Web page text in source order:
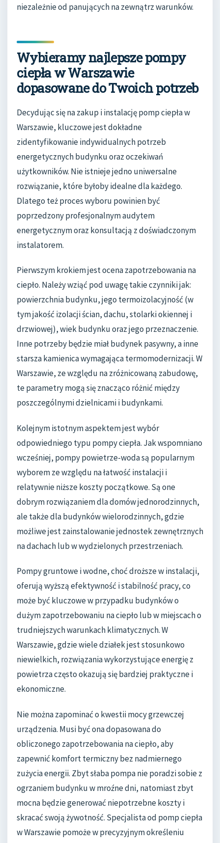
niezależnie od panujących na zewnątrz warunków.
Wybieramy najlepsze pompy
ciepła w Warszawie
dopasowane do Twoich potrzeb
Decydując się na zakup i instalację pomp ciepła w
Warszawie, kluczowe jest dokładne
zidentyfikowanie indywidualnych potrzeb
energetycznych budynku oraz oczekiwań
użytkowników. Nie istnieje jedno uniwersalne
rozwiązanie, które byłoby idealne dla każdego.
Dlatego też proces wyboru powinien być
poprzedzony profesjonalnym audytem
energetycznym oraz konsultacją z doświadczonym
instalatorem.
Pierwszym krokiem jest ocena zapotrzebowania na
ciepło. Należy wziąć pod uwagę takie czynniki jak:
powierzchnia budynku, jego termoizolacyjność (w
tym jakość izolacji ścian, dachu, stolarki okiennej i
drzwiowej), wiek budynku oraz jego przeznaczenie.
Inne potrzeby będzie miał budynek pasywny, a inne
starsza kamienica wymagająca termomodernizacji. W
Warszawie, ze względu na zróżnicowaną zabudowę,
te parametry mogą się znacząco różnić między
poszczególnymi dzielnicami i budynkami.
Kolejnym istotnym aspektem jest wybór
odpowiedniego typu pompy ciepła. Jak wspomniano
wcześniej, pompy powietrze-woda są popularnym
wyborem ze względu na łatwość instalacji i
relatywnie niższe koszty początkowe. Są one
dobrym rozwiązaniem dla domów jednorodzinnych,
ale także dla budynków wielorodzinnych, gdzie
możliwe jest zainstalowanie jednostek zewnętrznych
na dachach lub w wydzielonych przestrzeniach.
Pompy gruntowe i wodne, choć droższe w instalacji,
oferują wyższą efektywność i stabilność pracy, co
może być kluczowe w przypadku budynków o
dużym zapotrzebowaniu na ciepło lub w miejscach o
trudniejszych warunkach klimatycznych. W
Warszawie, gdzie wiele działek jest stosunkowo
niewielkich, rozwiązania wykorzystujące energię z
powietrza często okazują się bardziej praktyczne i
ekonomiczne.
Nie można zapominać o kwestii mocy grzewczej
urządzenia. Musi być ona dopasowana do
obliczonego zapotrzebowania na ciepło, aby
zapewnić komfort termiczny bez nadmiernego
zużycia energii. Zbyt słaba pompa nie poradzi sobie z
ogrzaniem budynku w mroźne dni, natomiast zbyt
mocna będzie generować niepotrzebne koszty i
skracać swoją żywotność. Specjalista od pomp ciepła
w Warszawie pomoże w precyzyjnym określeniu